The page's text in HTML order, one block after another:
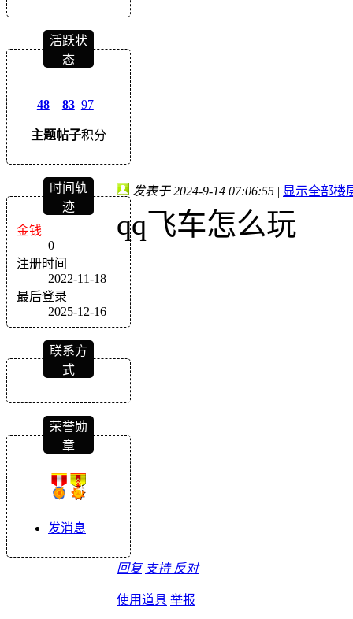
活跃状
态
48
主题
83
帖子
97
积分
时间轨
迹
金钱
0
注册时间
2022-11-18
最后登录
2025-12-16
联系方
式
荣誉勋
章
发消息
发表于 2024-9-14 07:06:55 | 显示全部楼
qq飞车怎么玩
回复 支持 反对
使用道具 举报